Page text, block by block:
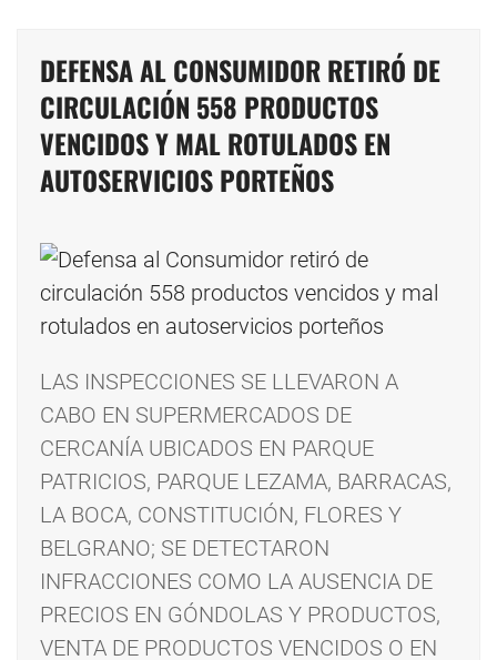
DEFENSA AL CONSUMIDOR RETIRÓ DE
CIRCULACIÓN 558 PRODUCTOS
VENCIDOS Y MAL ROTULADOS EN
AUTOSERVICIOS PORTEÑOS
LAS INSPECCIONES SE LLEVARON A
CABO EN SUPERMERCADOS DE
CERCANÍA UBICADOS EN PARQUE
PATRICIOS, PARQUE LEZAMA, BARRACAS,
LA BOCA, CONSTITUCIÓN, FLORES Y
BELGRANO; SE DETECTARON
INFRACCIONES COMO LA AUSENCIA DE
PRECIOS EN GÓNDOLAS Y PRODUCTOS,
VENTA DE PRODUCTOS VENCIDOS O EN